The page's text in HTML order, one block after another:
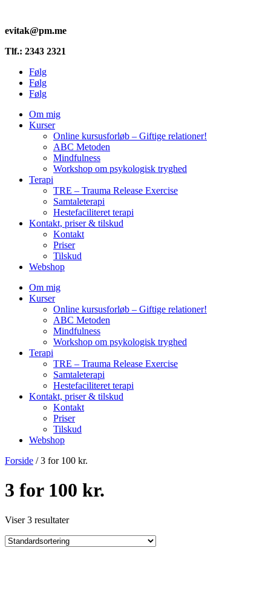
evitak@pm.me
Tlf.: 2343 2321
Følg
Følg
Følg
Om mig
Kurser
Online kursusforløb – Giftige relationer!
ABC Metoden
Mindfulness
Workshop om psykologisk tryghed
Terapi
TRE – Trauma Release Exercise
Samtaleterapi
Hestefaciliteret terapi
Kontakt, priser & tilskud
Kontakt
Priser
Tilskud
Webshop
Om mig
Kurser
Online kursusforløb – Giftige relationer!
ABC Metoden
Mindfulness
Workshop om psykologisk tryghed
Terapi
TRE – Trauma Release Exercise
Samtaleterapi
Hestefaciliteret terapi
Kontakt, priser & tilskud
Kontakt
Priser
Tilskud
Webshop
Forside / 3 for 100 kr.
3 for 100 kr.
Viser 3 resultater